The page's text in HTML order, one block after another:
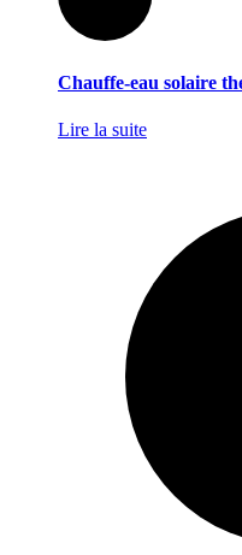
Chauffe-eau solaire
Lire la suite